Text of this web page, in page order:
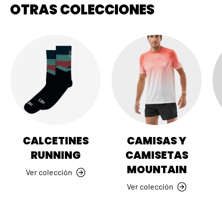
OTRAS COLECCIONES
CALCETINES
RUNNING
Ver colección
CAMISAS Y
CAMISETAS
MOUNTAIN
Ver colección